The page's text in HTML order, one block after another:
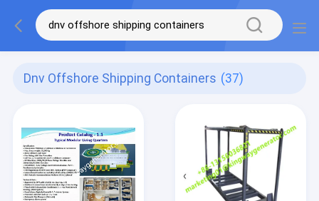
Dnv Offshore Shipping Containers (37)